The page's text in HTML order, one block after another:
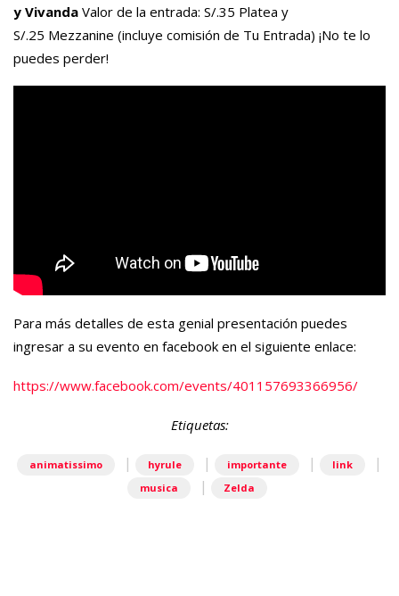
y Vivanda Valor de la entrada: S/.35 Platea y
S/.25 Mezzanine (incluye comisión de Tu Entrada) ¡No te lo
puedes perder!
Para más detalles de esta genial presentación puedes
ingresar a su evento en facebook en el siguiente enlace:
https://www.facebook.com/events/401157693366956/
Etiquetas:
animatissimo | hyrule | importante | link |
musica | Zelda